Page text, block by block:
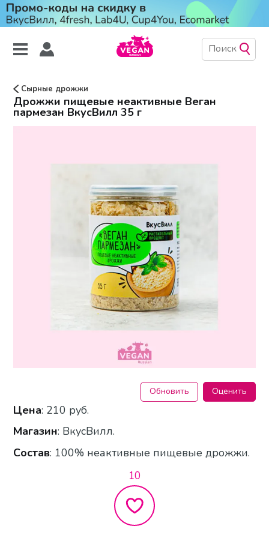
Сырные дрожжи
Дрожжи пищевые неактивные Веган
пармезан ВкусВилл 35 г
Обновить Оценить
Цена: 210 руб.
Магазин: ВкусВилл.
Состав: 100% неактивные пищевые дрожжи.
10